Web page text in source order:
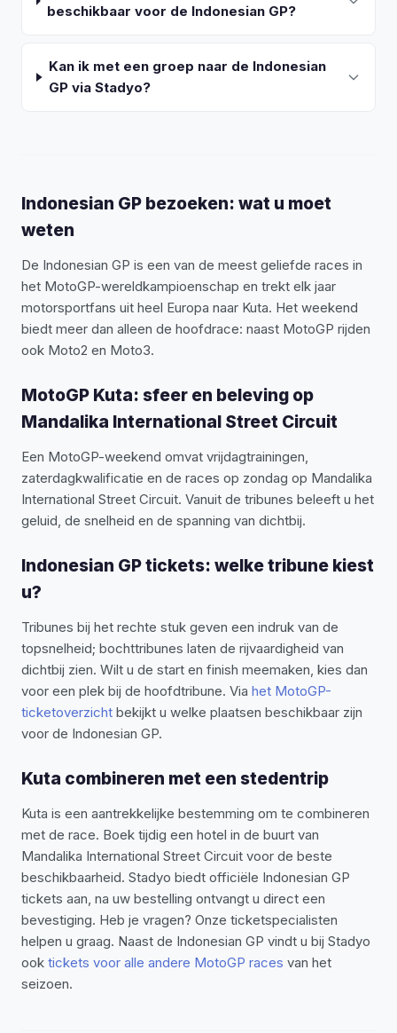
beschikbaar voor de Indonesian GP?
Kan ik met een groep naar de Indonesian
GP via Stadyo?
Indonesian GP bezoeken: wat u moet
weten
De Indonesian GP is een van de meest geliefde races in
het MotoGP-wereldkampioenschap en trekt elk jaar
motorsportfans uit heel Europa naar Kuta. Het weekend
biedt meer dan alleen de hoofdrace: naast MotoGP rijden
ook Moto2 en Moto3.
MotoGP Kuta: sfeer en beleving op
Mandalika International Street Circuit
Een MotoGP-weekend omvat vrijdagtrainingen,
zaterdagkwalificatie en de races op zondag op Mandalika
International Street Circuit. Vanuit de tribunes beleeft u het
geluid, de snelheid en de spanning van dichtbij.
Indonesian GP tickets: welke tribune kiest
u?
Tribunes bij het rechte stuk geven een indruk van de
topsnelheid; bochttribunes laten de rijvaardigheid van
dichtbij zien. Wilt u de start en finish meemaken, kies dan
voor een plek bij de hoofdtribune. Via het MotoGP-
ticketoverzicht bekijkt u welke plaatsen beschikbaar zijn
voor de Indonesian GP.
Kuta combineren met een stedentrip
Kuta is een aantrekkelijke bestemming om te combineren
met de race. Boek tijdig een hotel in de buurt van
Mandalika International Street Circuit voor de beste
beschikbaarheid. Stadyo biedt officiële Indonesian GP
tickets aan, na uw bestelling ontvangt u direct een
bevestiging. Heb je vragen? Onze ticketspecialisten
helpen u graag. Naast de Indonesian GP vindt u bij Stadyo
ook tickets voor alle andere MotoGP races van het
seizoen.